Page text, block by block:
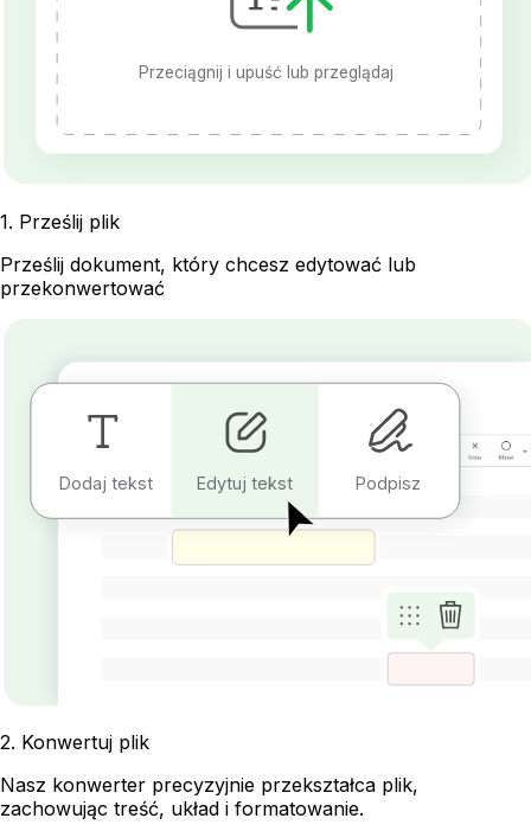
Przeciągnij i upuść lub przeglądaj
1. Prześlij plik
Prześlij dokument, który chcesz edytować lub
przekonwertować
Dodaj tekst Edytuj tekst Podpisz
2. Konwertuj plik
Nasz konwerter precyzyjnie przekształca plik,
zachowując treść, układ i formatowanie.